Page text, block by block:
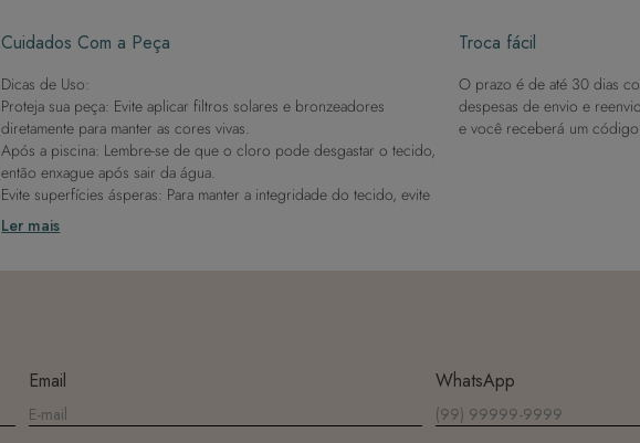
Cuidados Com a Peça
Dicas de Uso:
Proteja sua peça: Evite aplicar filtros solares e bronzeadores
diretamente para manter as cores vivas.
Após a piscina: Lembre-se de que o cloro pode desgastar o tecido,
então enxague após sair da água.
Evite superfícies ásperas: Para manter a integridade do tecido, evite
contato com superfícies rugosas.
sombra e evite a secadora.
Para cores vibrantes: Lave as peças antes do primeiro uso e siga as
dicas acima para manter as cores radiantes.
Ler mais
Troca fácil
O prazo é de até 30 dias
despesas de envio e
e você receberá um
Email WhatsApp